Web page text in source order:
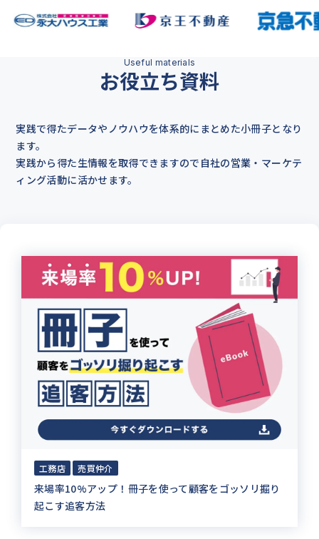
お役立ち資料
実践で得たデータやノウハウを体系的にまとめた小冊子となり
ます。
実践から得た生情報を取得できますので自社の営業・マーケテ
ィング活動に活かせます。
工務店 売買仲介
来場率10%アップ！冊子を使って顧客をゴッソリ掘り
起こす追客方法